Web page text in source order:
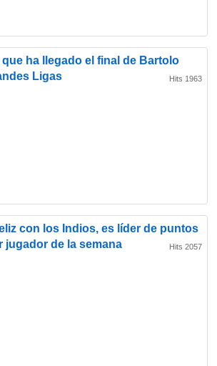
que ha llegado el final de Bartolo
Ligas
Hits 1963
con los Indios, es líder de puntos
jugador de la semana
Hits 2057